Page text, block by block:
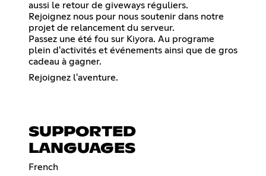
aussi le retour de giveways réguliers.
Rejoignez nous pour nous soutenir dans notre
projet de relancement du serveur.
Passez une été fou sur Kiyora. Au programe
plein d'activités et événements ainsi que de gros
cadeau à gagner.
Rejoignez l'aventure.
SUPPORTED
LANGUAGES
French